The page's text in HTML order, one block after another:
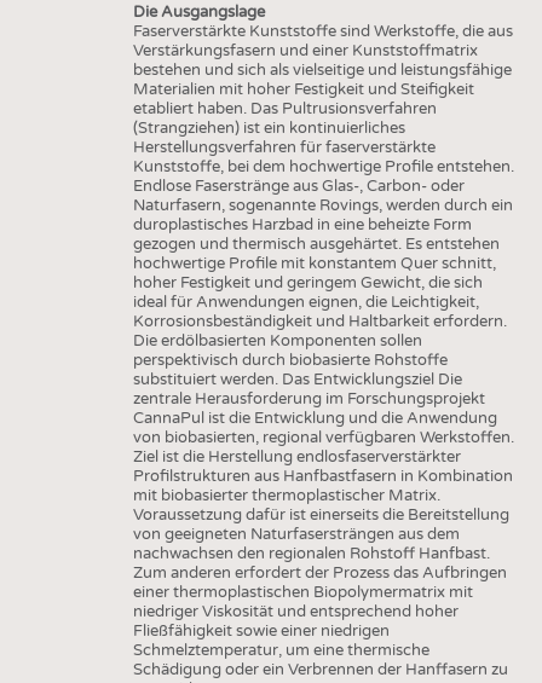
PUBLIKATIONEN
Die Ausgangslage
Faserverstärkte Kunststoffe sind Werkstoffe, die aus
Verstärkungsfasern und einer Kunststoffmatrix
bestehen und sich als vielseitige und leistungsfähige
Materialien mit hoher Festigkeit und Steifigkeit
etabliert haben. Das Pultrusionsverfahren
(Strangziehen) ist ein kontinuierliches
Herstellungsverfahren für faserverstärkte
Kunststoffe, bei dem hochwertige Profile entstehen.
Endlose Faserstränge aus Glas-, Carbon- oder
Naturfasern, sogenannte Rovings, werden durch ein
duroplastisches Harzbad in eine beheizte Form
gezogen und thermisch ausgehärtet. Es entstehen
hochwertige Profile mit konstantem Quer schnitt,
hoher Festigkeit und geringem Gewicht, die sich
ideal für Anwendungen eignen, die Leichtigkeit,
Korrosionsbeständigkeit und Haltbarkeit erfordern.
Die erdölbasierten Komponenten sollen
perspektivisch durch biobasierte Rohstoffe
substituiert werden. Das Entwicklungsziel Die
zentrale Herausforderung im Forschungsprojekt
CannaPul ist die Entwicklung und die Anwendung
von biobasierten, regional verfügbaren Werkstoffen.
Ziel ist die Herstellung endlosfaserverstärkter
Profilstrukturen aus Hanfbastfasern in Kombination
mit biobasierter thermoplastischer Matrix.
Voraussetzung dafür ist einerseits die Bereitstellung
von geeigneten Naturfasersträngen aus dem
nachwachsen den regionalen Rohstoff Hanfbast.
Zum anderen erfordert der Prozess das Aufbringen
einer thermoplastischen Biopolymermatrix mit
niedriger Viskosität und entsprechend hoher
Fließfähigkeit sowie einer niedrigen
Schmelztemperatur, um eine thermische
Schädigung oder ein Verbrennen der Hanffasern zu